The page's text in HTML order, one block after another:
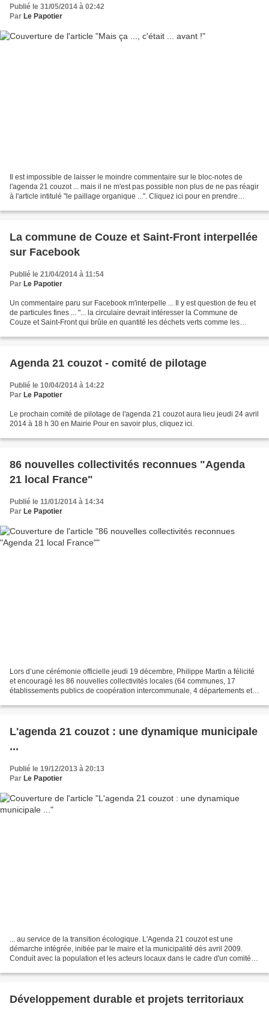
Publié le 31/05/2014 à 02:42
Par Le Papotier
Il est impossible de laisser le moindre commentaire sur le bloc-notes de
l'agenda 21 couzot ... mais il ne m'est pas possible non plus de ne pas réagir
à l'article intitulé "le paillage organique ...". Cliquez ici pour en prendre
La commune de Couze et Saint-Front interpellée
sur Facebook
Publié le 21/04/2014 à 11:54
Par Le Papotier
Un commentaire paru sur Facebook m'interpelle ... Il y est question de feu et
de particules fines ... "... la circulaire devrait intéresser la Commune de
Couze et Saint-Front qui brûle en quantité les déchets verts comme les
Agenda 21 couzot - comité de pilotage
Publié le 10/04/2014 à 14:22
Par Le Papotier
Le prochain comité de pilotage de l'agenda 21 couzot aura lieu jeudi 24 avril
2014 à 18 h 30 en Mairie Pour en savoir plus, cliquez ici.
86 nouvelles collectivités reconnues "Agenda
21 local France"
Publié le 11/01/2014 à 14:34
Par Le Papotier
Lors d’une cérémonie officielle jeudi 19 décembre, Philippe Martin a félicité
et encouragé les 86 nouvelles collectivités locales (64 communes, 17
établissements publics de coopération intercommunale, 4 départements et
L'agenda 21 couzot : une dynamique municipale
...
Publié le 19/12/2013 à 20:13
Par Le Papotier
... au service de la transition écologique. L'Agenda 21 couzot est une
démarche intégrée, initiée par le maire et la municipalité dès avril 2009.
Conduit avec la population et les acteurs locaux dans le cadre d'un comité
Développement durable et projets territoriaux